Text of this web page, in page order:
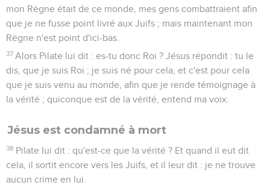
mon Règne était de ce monde, mes gens combattraient afin
que je ne fusse point livré aux Juifs ; mais maintenant mon
Règne n'est point d'ici-bas.
37 Alors Pilate lui dit : es-tu donc Roi ? Jésus répondit : tu le
dis, que je suis Roi ; je suis né pour cela, et c'est pour cela
que je suis venu au monde, afin que je rende témoignage à
la vérité ; quiconque est de la vérité, entend ma voix.
Jésus est condamné à mort
38 Pilate lui dit : qu'est-ce que la vérité ? Et quand il eut dit
cela, il sortit encore vers les Juifs, et il leur dit : je ne trouve
aucun crime en lui.